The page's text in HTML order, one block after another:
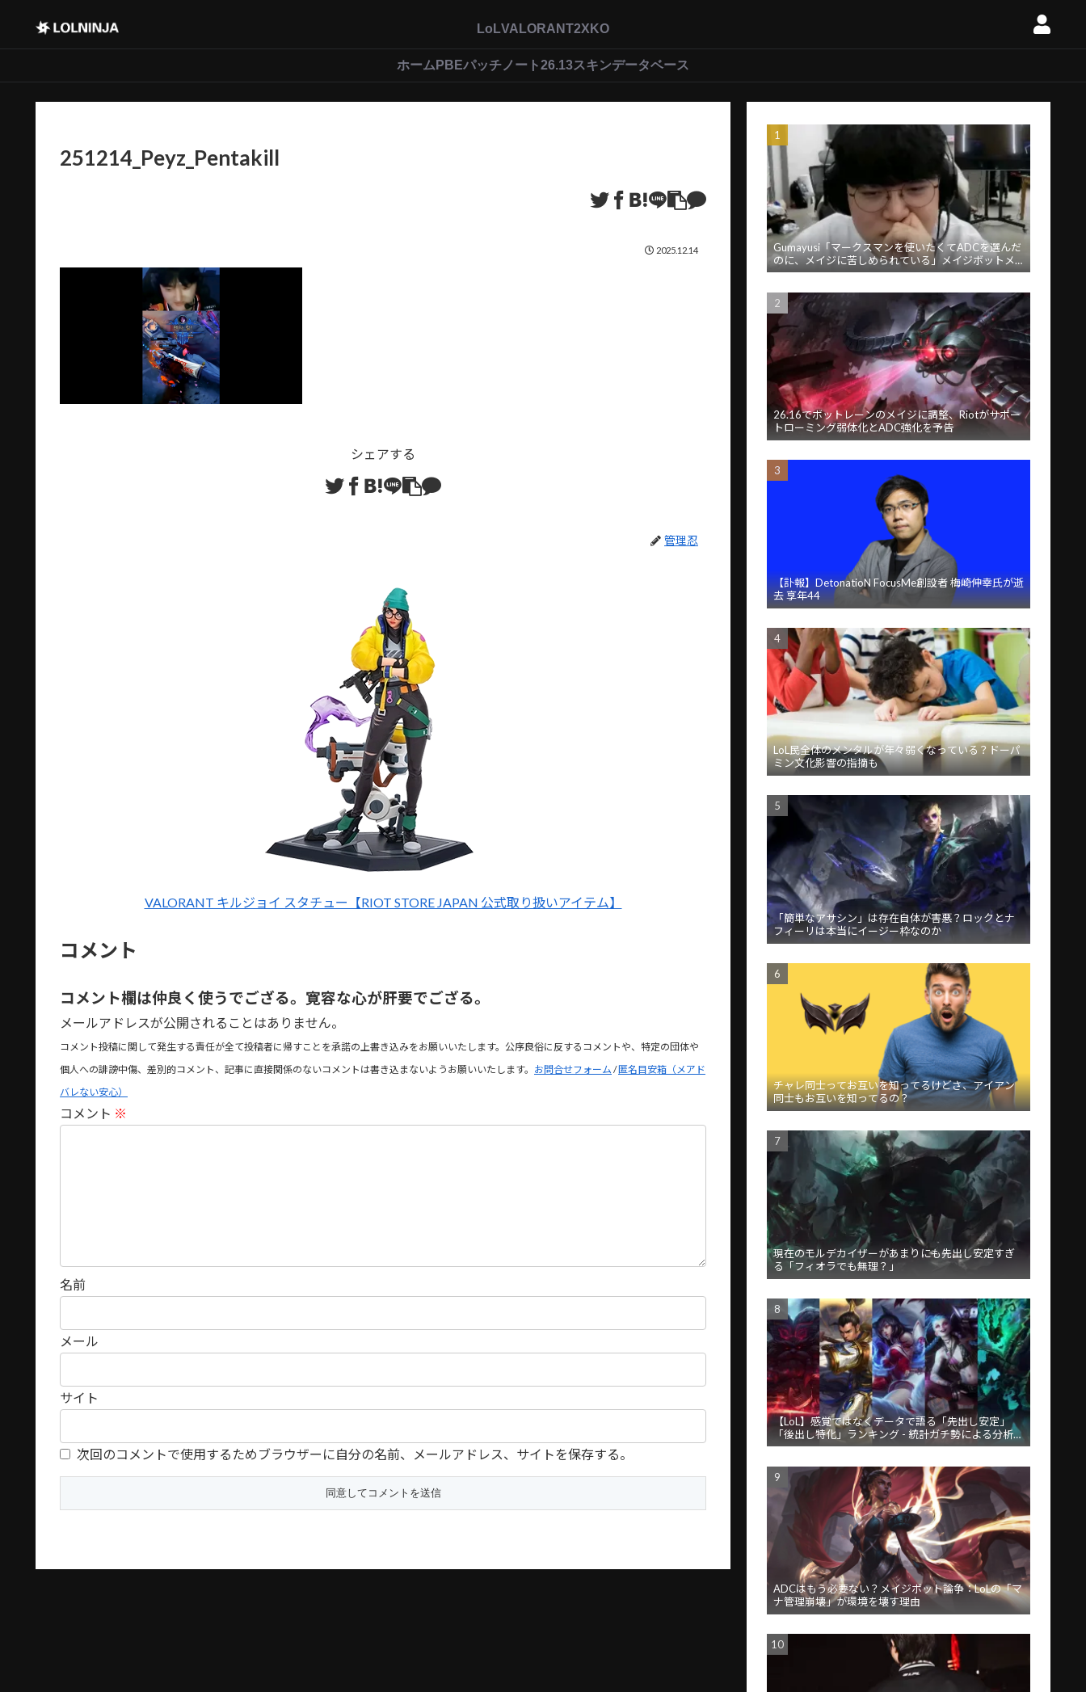
LoLVALORANT2XKO
ホーム PBEパッチノート26.13スキンデータベース
251214_Peyz_Pentakill
2025.12.14
シェアする
管理忍
VALORANT キルジョイ スタチュー【RIOT STORE JAPAN 公式取り扱いアイテム】
コメント
コメント欄は仲良く使うでござる。寛容な心が肝要でござる。
メールアドレスが公開されることはありません。
コメント投稿に関して発生する責任が全て投稿者に帰すことを承諾の上書き込みをお願いいたします。公序良俗に反するコメントや、特定の団体や
個人への誹謗中傷、差別的コメント、記事に直接関係のないコメントは書き込まないようお願いいたします。 お問合せフォーム /匿名目安箱（メアド
バレない安心）
コメント ※
名前
メール
サイト
次回のコメントで使用するためブラウザーに自分の名前、メールアドレス、サイトを保存する。
Gumayusi「マークスマンを使いたくてADCを選んだ
のに、メイジに苦しめられている」メイジボットメ
タに苦言
26.16でボットレーンのメイジに調整、Riotがサポー
トローミング弱体化とADC強化を予告
【訃報】DetonatioN FocusMe創設者 梅崎伸幸氏が逝
去 享年44
LoL民全体のメンタルが年々弱くなっている？ドーパ
ミン文化影響の指摘も
「簡単なアサシン」は存在自体が害悪？ロックとナ
フィーリは本当にイージー枠なのか
チャレ同士ってお互いを知ってるけどさ、アイアン
同士もお互いを知ってるの？
現在のモルデカイザーがあまりにも先出し安定すぎ
る「フィオラでも無理？」
【LoL】感覚ではなくデータで語る「先出し安定」
「後出し特化」ランキング - 統計ガチ勢による分析が
話題
ADCはもう必要ない？メイジボット論争：LoLの「マ
ナ管理崩壊」が環境を壊す理由